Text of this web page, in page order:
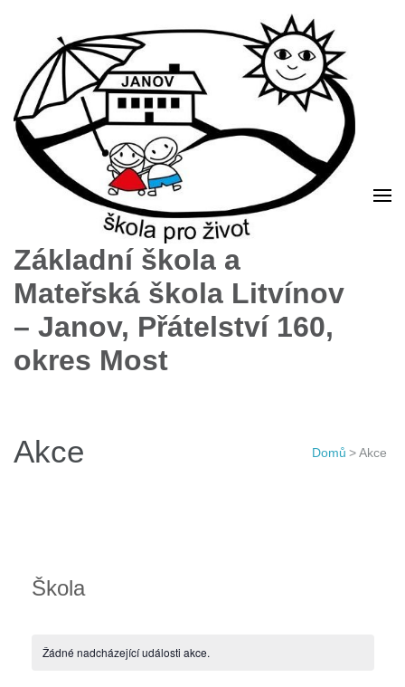
Základní škola a
Mateřská škola Litvínov
– Janov, Přátelství 160,
okres Most
Akce Domů >Akce
Škola
Žádné nadcházející události akce.